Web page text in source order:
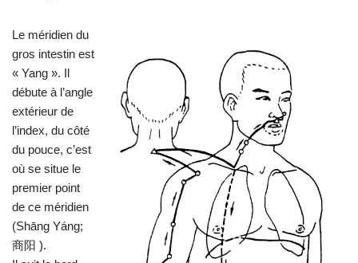
Le méridien du
gros intestin est
« Yang ». Il
débute à l’angle
extérieur de
l’index, du côté
du pouce, c’est
où se situe le
premier point
de ce méridien
(Shāng Yáng;
商阳 ).